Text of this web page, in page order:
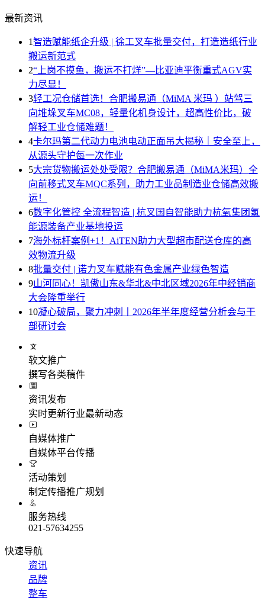
最新资讯
1智造赋能纸企升级 | 徐工叉车批量交付，打造造纸行业
搬运新范式
2“上岗不摸鱼，搬运不打烊”—比亚迪平衡重式AGV实
力尽显！
3轻工况仓储首选！合肥搬易通（MiMA 米玛 ）站驾三
向堆垛叉车MC08，轻量化机身设计，超高性价比，破
解轻工业仓储难题！
4卡尔玛第二代动力电池电动正面吊大揭秘｜安全至上，
从源头守护每一次作业
5大宗货物搬运处处受限？合肥搬易通（MiMA米玛）全
向前移式叉车MQC系列，助力工业品制造业仓储高效搬
运！
6数字化管控 全流程智造 | 杭叉国自智能助力杭氧集团氢
能源装备产业基地投运
7海外标杆案例+1！AiTEN助力大型超市配送仓库的高
效物流升级
8批量交付 | 诺力叉车赋能有色金属产业绿色智造
9山河同心！凯傲山东&华北&中北区域2026年中经销商
大会隆重举行
10凝心破局，聚力冲刺丨2026年半年度经营分析会与干
部研讨会
软文推广
撰写各类稿件
资讯发布
实时更新行业最新动态
自媒体推广
自媒体平台传播
活动策划
制定传播推广规划
服务热线
021-57634255
快速导航
资讯
品牌
整车